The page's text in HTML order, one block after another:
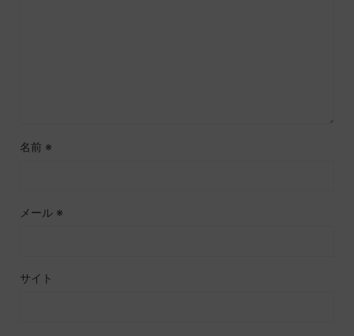
名前 ※
メール ※
サイト